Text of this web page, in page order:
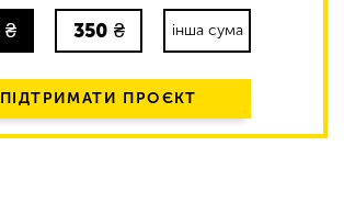
₴ 350 ₴ інша сума
ПІДТРИМАТИ ПРОЄКТ